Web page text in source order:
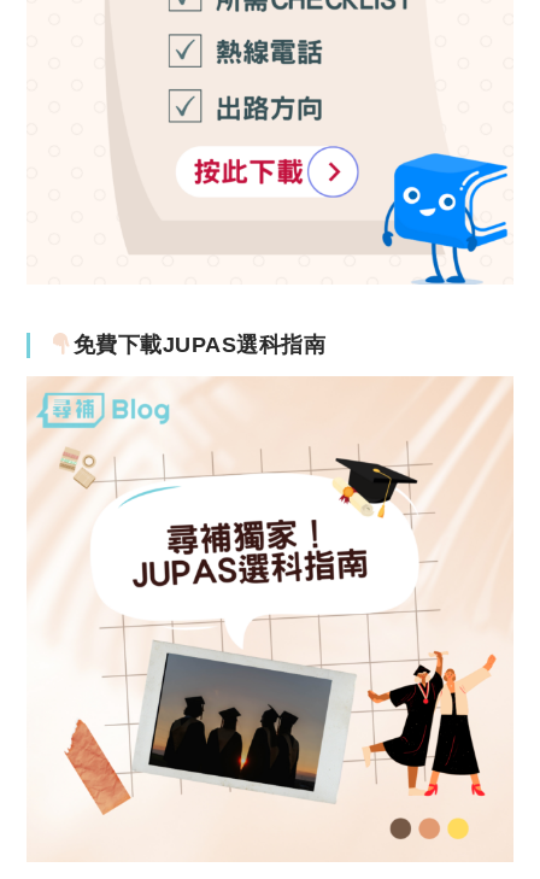
免費下載JUPAS選科指南